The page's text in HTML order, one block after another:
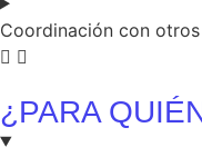
Coordinación con
¿PARA